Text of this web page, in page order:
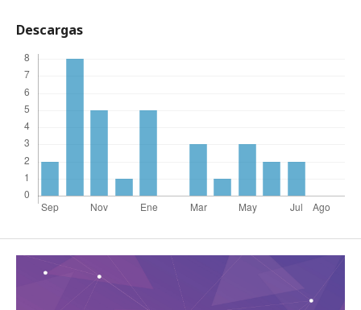
Descargas